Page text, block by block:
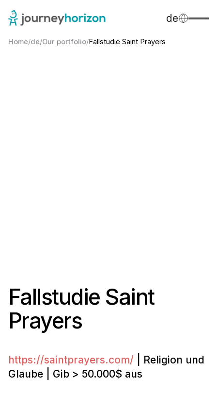
de
Home/de/Our portfolio/Fallstudie Saint Prayers
Fallstudie Saint
Prayers
https://saintprayers.com/ | Religion und
Glaube | Gib > 50.000$ aus